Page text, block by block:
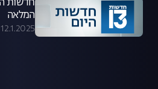
המלאה
12.1.2025